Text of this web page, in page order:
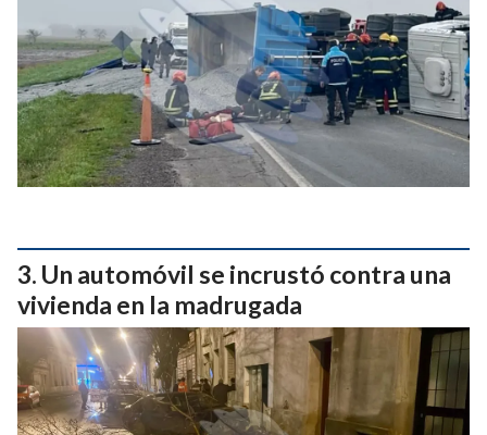
Un automóvil se incrustó contra una
vivienda en la madrugada